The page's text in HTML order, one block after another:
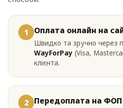
1 Оплата онлайн на
Швидко та зручно через
WayForPay (Visa,
клієнта.
2 Передоплата на ФОП